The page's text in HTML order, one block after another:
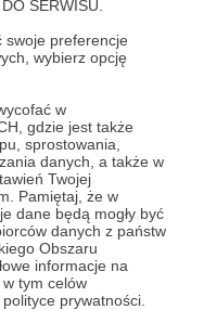
SERWISU.
swoje preferencje
wybierz opcję
w
gdzie jest także
sprostowania,
danych, a także w
Twojej
Pamiętaj, że w
dane będą mogły być
danych z państw
Obszaru
informacje na
tym celów
prywatności.
serwisu oraz
moich danych
rejestracyjnym w celu
Patronite.
elektroniczną
Opcja ta może zostać